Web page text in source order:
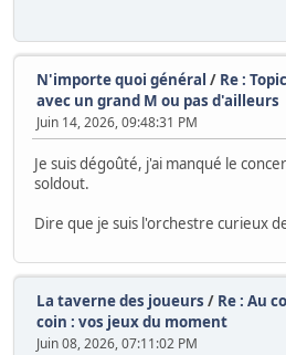
N'importe quoi général / Re :
avec un grand M ou pas d'ailleurs
Juin 14, 2026, 09:48:31 PM
Je suis dégoûté, j'ai manqué le
soldout.
Dire que je suis l'orchestre curieux
La taverne des joueurs / Re : Au
coin : vos jeux du moment
Juin 08, 2026, 07:11:02 PM